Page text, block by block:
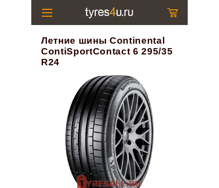
Летние шины Continental
ContiSportContact 6 295/35
R24